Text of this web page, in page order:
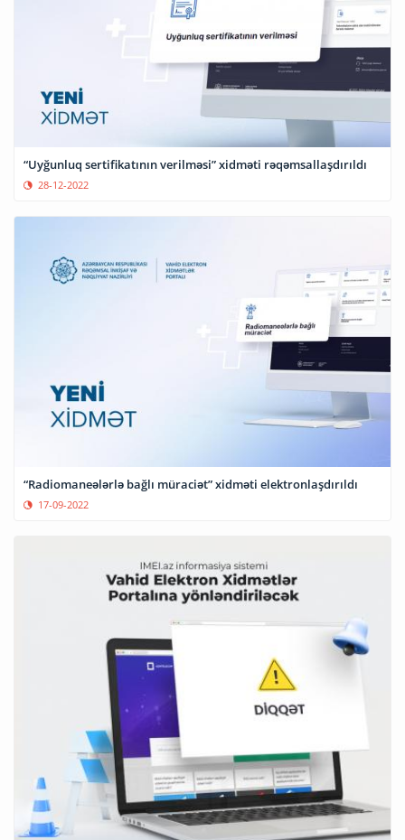
“Uyğunluq sertifikatının verilməsi” xidməti rəqəmsallaşdırıldı
28-12-2022
“Radiomaneələrlə bağlı müraciət” xidməti elektronlaşdırıldı
17-09-2022